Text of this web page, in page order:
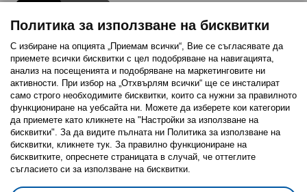
Последвайте ни:
FacebookTwitterYoutubePinterestInstagram
Политика за използване на бисквитки (Cookies)
Избор на настройки за използване на бисквитки
Политика за използване на бисквитки
С избиране на опцията „Приемам всички“, Вие се съгласявате да
приемете всички бисквитки с цел подобряване на навигацията,
анализ на посещенията и подобряване на маркетинговите ни
активности. При избор на „Отхвърлям всички“ ще се инсталират
само строго необходимитe бисквитки, които са нужни за правилното
функциониране на уебсайта ни. Можете да изберете кои категории
да приемете като кликнете на "Настройки за използване на
бисквитки". За да видите пълната ни Политика за използване на
бисквитки, кликнете тук. За правилно функциониране на
бисквитките, опреснете страницата в случай, че оттеглите
съгласието си за използване на бисквитки.